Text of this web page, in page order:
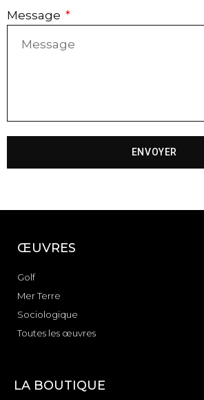
Message
ENVOYER
ŒUVRES
Golf
Mer Terre
Sociologique
Toutes les œuvres
LA BOUTIQUE